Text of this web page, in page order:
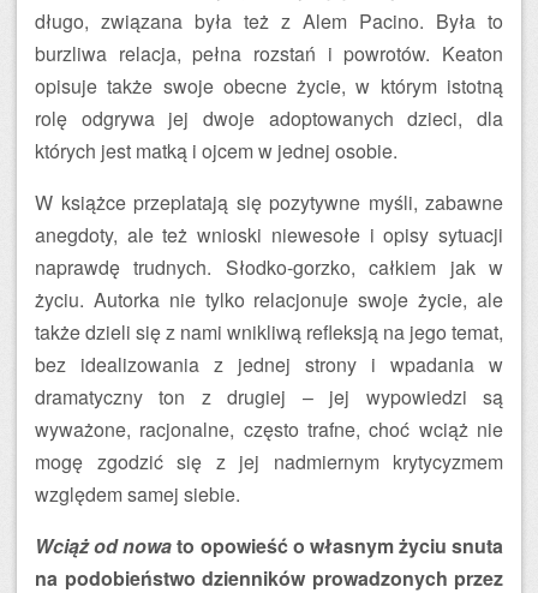
długo, związana była też z Alem Pacino. Była to
burzliwa relacja, pełna rozstań i powrotów. Keaton
opisuje także swoje obecne życie, w którym istotną
rolę odgrywa jej dwoje adoptowanych dzieci, dla
których jest matką i ojcem w jednej osobie.
W książce przeplatają się pozytywne myśli, zabawne
anegdoty, ale też wnioski niewesołe i opisy sytuacji
naprawdę trudnych. Słodko-gorzko, całkiem jak w
życiu. Autorka nie tylko relacjonuje swoje życie, ale
także dzieli się z nami wnikliwą refleksją na jego temat,
bez idealizowania z jednej strony i wpadania w
dramatyczny ton z drugiej – jej wypowiedzi są
wyważone, racjonalne, często trafne, choć wciąż nie
mogę zgodzić się z jej nadmiernym krytycyzmem
względem samej siebie.
Wciąż od nowato opowieść o własnym życiu snuta
na podobieństwo dzienników prowadzonych przez